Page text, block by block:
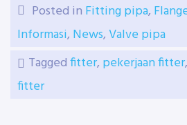
Posted in Fitting pipa,
Informasi, News,Valve pipa
Taggedfitter, pekerjaan fitter,
fitter